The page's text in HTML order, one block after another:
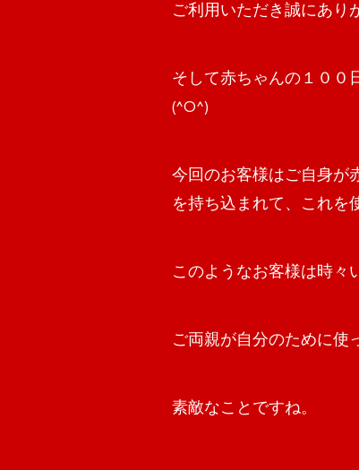
ご利用いただき誠にあり
そして赤ちゃんの１００
(^O^)
今回のお客様はご自身が
を持ち込まれて、これを
このようなお客様は時々
ご両親が自分のために使
素敵なことですね。